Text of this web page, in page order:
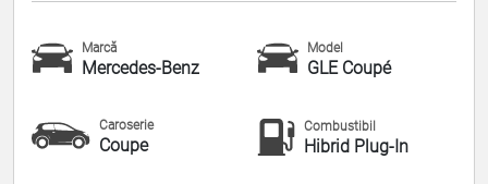
Marcă
Mercedes-Benz
Model
GLE Coupé
Caroserie
Coupe
Combustibil
Hibrid Plug-In